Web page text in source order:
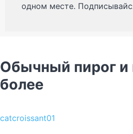
одном месте.
Обычный пирог и
более
catcroissant01